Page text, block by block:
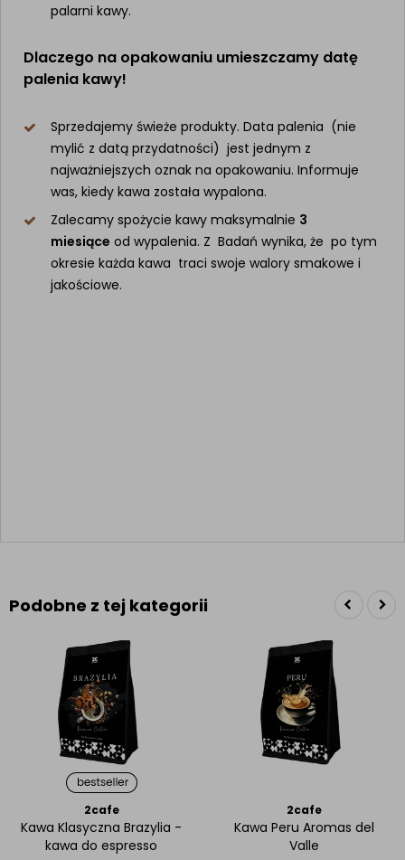
palarni kawy.
Dlaczego na opakowaniu umieszczamy datę
palenia kawy!
Sprzedajemy świeże produkty. Data palenia (nie
mylić z datą przydatności) jest jednym z
najważniejszych oznak na opakowaniu. Informuje
was, kiedy kawa została wypalona.
Zalecamy spożycie kawy maksymalnie 3
miesiące od wypalenia. Z Badań wynika, że po tym
okresie każda kawa traci swoje walory smakowe i
jakościowe.
Podobne z tej kategorii
2cafe
Kawa Klasyczna Brazylia -
kawa do espresso
2cafe
Kawa Peru Aromas del
Valle